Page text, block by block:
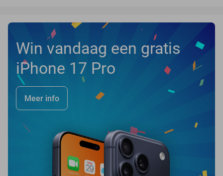
Win vandaag een gratis
iPhone 17 Pro
Meer info